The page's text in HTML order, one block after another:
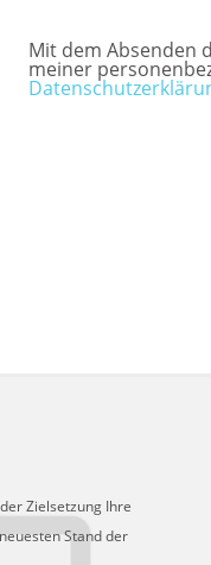
Mit dem Absenden
meiner
Zielsetzung Ihre
Stand der